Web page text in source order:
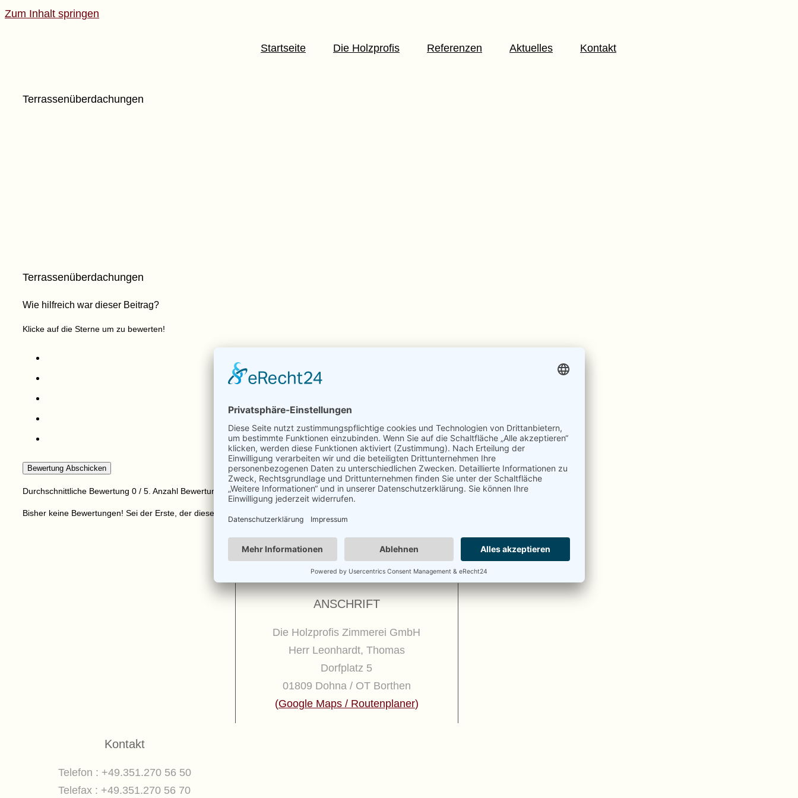
Zum Inhalt springen
Startseite Die Holzprofis Referenzen Aktuelles Kontakt
Terrassenüberdachungen
Terrassenüberdachungen
Wie hilfreich war dieser Beitrag?
Klicke auf die Sterne um zu bewerten!
Bewertung Abschicken
Durchschnittliche Bewertung 0 / 5. Anzahl Bewertungen:0
Bisher keine Bewertungen! Sei der Erste, der diesen Beitrag bewertet.
ANSCHRIFT
Die Holzprofis Zimmerei GmbH
Herr Leonhardt, Thomas
Dorfplatz 5
01809 Dohna / OT Borthen
(Google Maps / Routenplaner)
Kontakt
Telefon : +49.351.270 56 50
Telefax : +49.351.270 56 70